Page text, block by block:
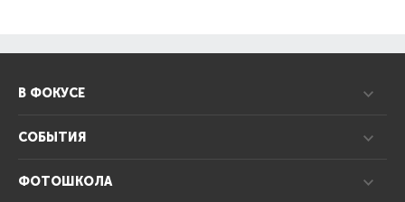
В ФОКУСЕ
СОБЫТИЯ
ФОТОШКОЛА